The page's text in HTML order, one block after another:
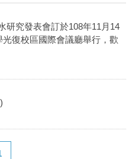
研究發表會訂於108年11月14
復校區國際會議廳舉行，歡